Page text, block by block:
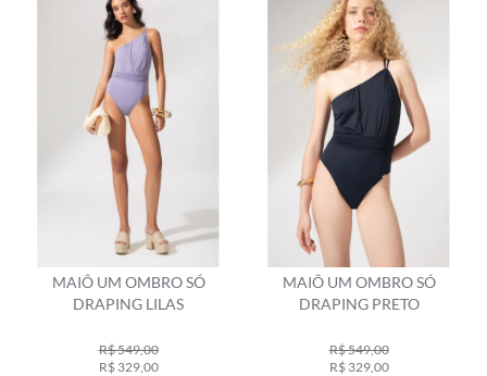
MAIÔ UM OMBRO SÓ
DRAPING LILAS
R$ 549,00
R$ 329,00
MAIÔ UM OMBRO SÓ
DRAPING PRETO
R$ 549,00
R$ 329,00